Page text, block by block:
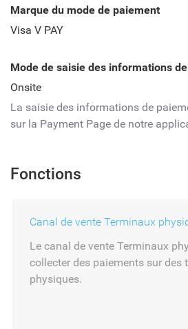
Marque du mode de paiement
Visa V PAY
Mode de saisie des informations
Onsite
La saisie des informations de
sur la Payment Page de notre
Fonctions
Canal de vente Terminaux
Le canal de vente Terminaux
collecter des paiements sur des
physiques.